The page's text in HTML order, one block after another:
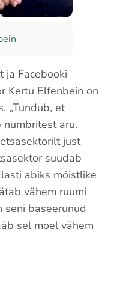
ja Facebooki
Kertu Elfenbein on
„Tundub, et
aru.
just
suudab
abiks mõistlike
vähem ruumi
seni baseerunud
sel moel vähem